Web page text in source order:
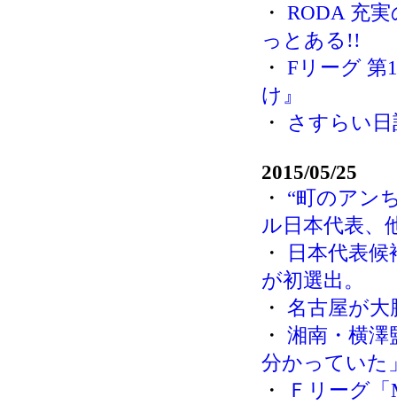
・ RODA 充
っとある!!
・ Fリーグ 第
け』
・
さすらい
2015/05/25
・ “町のアン
ル日本代表、
・
日本代表
が初選出。
・ 名古屋が大
・ 湘南・横
分かっていた
・
Ｆリーグ